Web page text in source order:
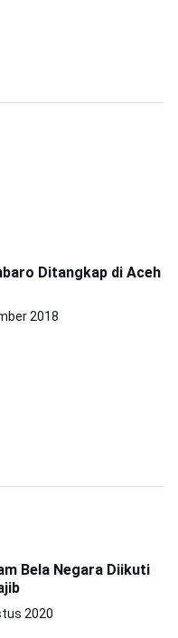
Ditangkap di Aceh
2018
Bela Negara Diikuti
2020